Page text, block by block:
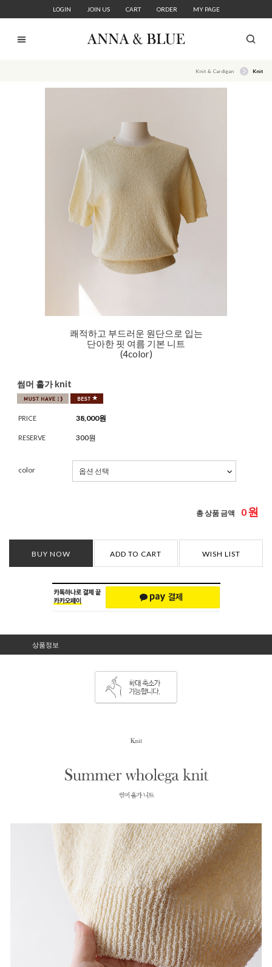
LOGIN JOIN US CART ORDER MY PAGE
Knit & Cardigan Knit
쾌적하고 부드러운 원단으로 입는
단아한 핏 여름 기본 니트
(4color)
썸머 홀가 knit
PRICE 38,000원
RESERVE 300원
color
총 상품 금액 0원
BUY NOW ADD TO CART WISH LIST
상품정보